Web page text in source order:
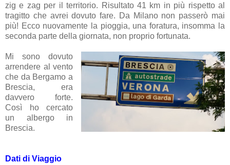
zig e zag per il territorio. Risultato 41 km in più rispetto al
tragitto che avrei dovuto fare. Da Milano non passerò mai
più! Ecco nuovamente la pioggia, una foratura, insomma la
seconda parte della giornata, non proprio fortunata.
Mi sono dovuto
arrendere al vento
che da Bergamo a
Brescia, era
davvero forte.
Così ho cercato
un albergo in
Brescia.
Dati di Viaggio